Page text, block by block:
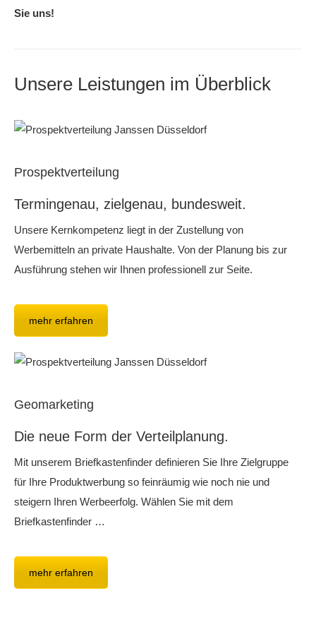
Sie uns!
Unsere Leistungen im Überblick
Prospektverteilung
Termingenau, zielgenau, bundesweit.
Unsere Kernkompetenz liegt in der Zustellung von
Werbemitteln an private Haushalte. Von der Planung bis zur
Ausführung stehen wir Ihnen professionell zur Seite.
mehr erfahren
Geomarketing
Die neue Form der Verteilplanung.
Mit unserem Briefkastenfinder definieren Sie Ihre Zielgruppe
für Ihre Produktwerbung so feinräumig wie noch nie und
steigern Ihren Werbeerfolg. Wählen Sie mit dem
Briefkastenfinder …
mehr erfahren